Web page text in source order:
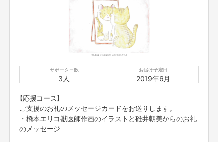
サポーター数
3人
お届け予定日
2019年6月
【応援コース】
ご支援のお礼のメッセージカードをお送りします。
・橋本エリコ獣医師作画のイラストと碓井朝美からのお礼
のメッセージ